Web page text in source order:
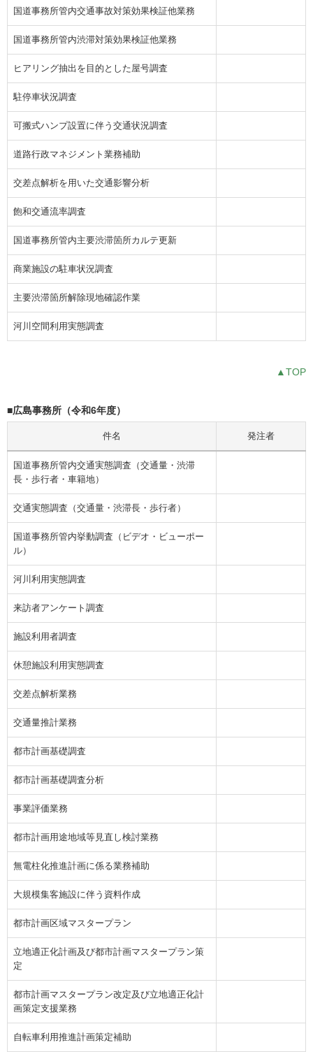
国道事務所管内交通事故対策効果検証他業務
国道事務所管内渋滞対策効果検証他業務
ヒアリング抽出を目的とした屋号調査
駐停車状況調査
可搬式ハンプ設置に伴う交通状況調査
道路行政マネジメント業務補助
交差点解析を用いた交通影響分析
飽和交通流率調査
国道事務所管内主要渋滞箇所カルテ更新
商業施設の駐車状況調査
主要渋滞箇所解除現地確認作業
河川空間利用実態調査
▲TOP
■広島事務所（令和6年度）
件名 発注者
国道事務所管内交通実態調査（交通量・渋滞
長・歩行者・車籍地）
交通実態調査（交通量・渋滞長・歩行者）
国道事務所管内挙動調査（ビデオ・ビューポー
ル）
河川利用実態調査
来訪者アンケート調査
施設利用者調査
休憩施設利用実態調査
交差点解析業務
交通量推計業務
都市計画基礎調査
都市計画基礎調査分析
事業評価業務
都市計画用途地域等見直し検討業務
無電柱化推進計画に係る業務補助
大規模集客施設に伴う資料作成
都市計画区域マスタープラン
立地適正化計画及び都市計画マスタープラン策
定
都市計画マスタープラン改定及び立地適正化計
画策定支援業務
自転車利用推進計画策定補助